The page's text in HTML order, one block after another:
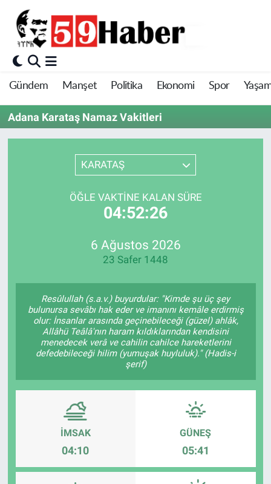
Gündem Manşet Politika Ekonomi Spor
Adana Karataş Namaz Vakitleri
KARATAŞ
ÖĞLE VAKTINE KALAN SÜRE
04:52:26
6 Ağustos 2026
23 Safer 1448
Resûlullah (s.a.v.) buyurdular: "Kimde şu üç şey
bulunursa sevâbı hak eder ve imanını kemâle erdirmiş
olur: İnsanlar arasında geçinebileceği (güzel) ahlâk,
Allâhü Teâlâ'nın haram kıldıklarından kendisini
menedecek verâ ve cahilin cahilce hareketlerini
defedebileceği hilim (yumuşak huyluluk)." (Hadis-i
şerif)
İMSAK
04:10
GÜNEŞ
05:41